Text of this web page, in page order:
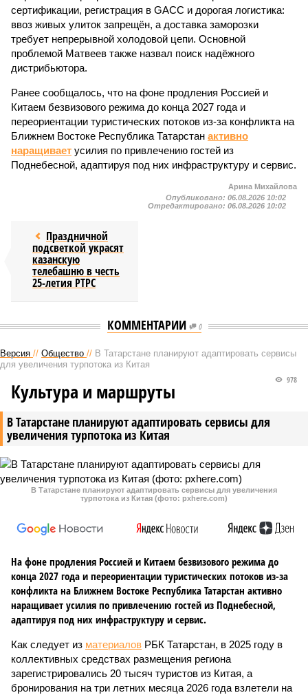
сертификации, регистрация в GACC и дорогая логистика:
ввоз живых улиток запрещён, а доставка заморозки
требует непрерывной холодовой цепи. Основной
проблемой Матвеев также назвал поиск надёжного
дистрибьютора.
Ранее сообщалось, что на фоне продления Россией и
Китаем безвизового режима до конца 2027 года и
переориентации туристических потоков из-за конфликта на
Ближнем Востоке Республика Татарстан активно
наращивает усилия по привлечению гостей из
Поднебесной, адаптируя под них инфраструктуру и сервис.
Арина Михайлова
Опубликовано: 06.08.2026 10:02
Отредактировано: 06.08.2026 10:02
Праздничной
подсветкой украсят
казанскую
телебашню в честь
25-летия РТРС
КОММЕНТАРИИ 0
Версия // Общество // В Татарстане планируют адаптировать сервисы
для увеличения турпотока из Китая
В Татарстане планируют адаптировать сервисы для
увеличения турпотока из Китая
978
Культура и маршруты
В Татарстане планируют адаптировать сервисы для увеличения
турпотока из Китая (фото: pxhere.com)
На фоне продления Россией и Китаем безвизового режима до
конца 2027 года и переориентации туристических потоков из-за
конфликта на Ближнем Востоке Республика Татарстан активно
наращивает усилия по привлечению гостей из Поднебесной,
адаптируя под них инфраструктуру и сервис.
Как следует из материалов РБК Татарстан, в 2025 году в
коллективных средствах размещения региона
зарегистрировались 20 тысяч туристов из Китая, а
бронирования на три летних месяца 2026 года взлетели на